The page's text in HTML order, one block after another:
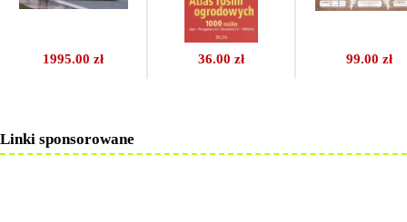
1995.00 zł 36.00 zł 99.00 zł
Linki sponsorowane